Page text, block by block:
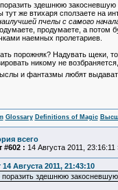
здешнюю закосневшую
же втихаря сползаете на
пчелы с самого
продумаете, а потом
наемных пролетариев.
порожняк? Надувать щеки,
никому не
и фантазмы любят
Glossary Definitions of Magic
всего
#602 : 14 Августа 2011, 23:16:11
Августа 2011, 21:43:10
здешнюю